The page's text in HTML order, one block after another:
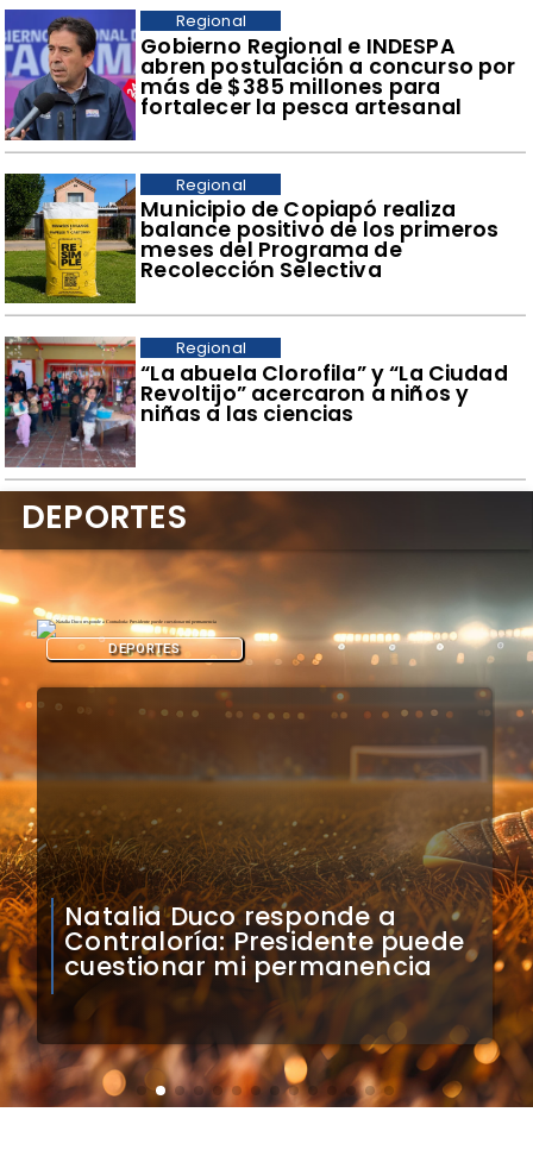
​Gobierno Regional e INDESPA
abren postulación a concurso por
más de $385 millones para
fortalecer la pesca artesanal
Regional
​Municipio de Copiapó realiza
balance positivo de los primeros
meses del Programa de
Recolección Selectiva
Regional
​“La abuela Clorofila” y “La Ciudad
Revoltijo” acercaron a niños y
niñas a las ciencias
Regional
Colo Colo confirma artistas
para bienvenida a Vozinha en
el Monumental
DEPORTES
DEPORTES